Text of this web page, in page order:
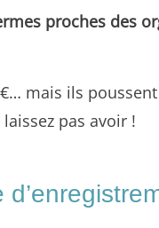
proches des
mais ils
pas avoir !